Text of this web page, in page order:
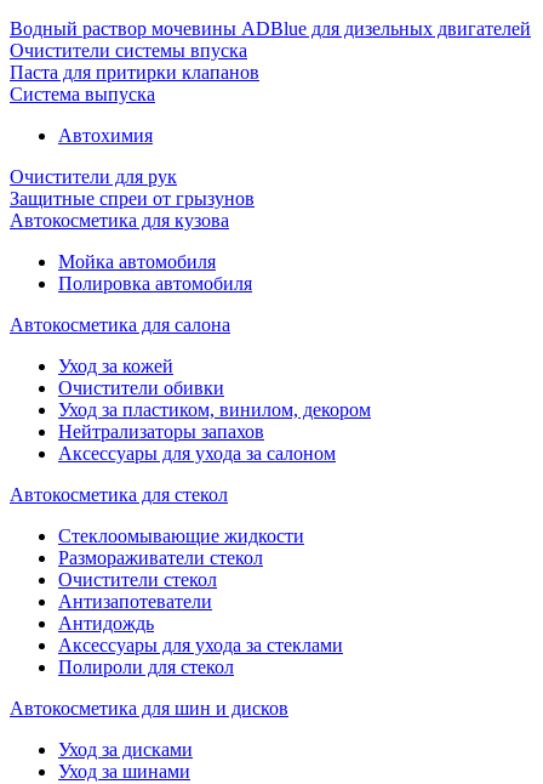
Водный раствор мочевины ADBlue для дизельных двигателей
Очистители системы впуска
Паста для притирки клапанов
Система выпуска
Автохимия
Очистители для рук
Защитные спреи от грызунов
Автокосметика для кузова
Мойка автомобиля
Полировка автомобиля
Автокосметика для салона
Уход за кожей
Очистители обивки
Уход за пластиком, винилом, декором
Нейтрализаторы запахов
Аксессуары для ухода за салоном
Автокосметика для стекол
Стеклоомывающие жидкости
Размораживатели стекол
Очистители стекол
Антизапотеватели
Антидождь
Аксессуары для ухода за стеклами
Полироли для стекол
Автокосметика для шин и дисков
Уход за дисками
Уход за шинами